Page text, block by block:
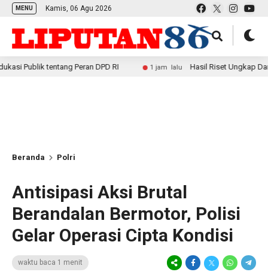
MENU Kamis, 06 Agu 2026
tentang Peran DPD RI 1 jam lalu Hasil Riset Ungkap Dampak
Beranda Polri
Antisipasi Aksi Brutal
Berandalan Bermotor, Polisi
Gelar Operasi Cipta Kondisi
waktu baca 1 menit